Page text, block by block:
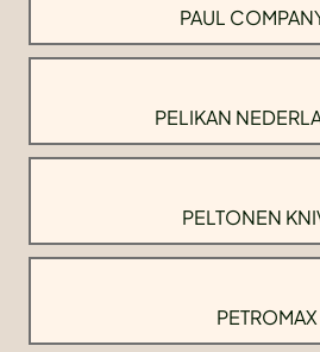
PAUL
PELIKAN
PELTONEN
PETROMAX